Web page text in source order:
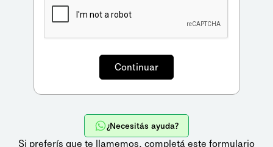
¿Necesitás ayuda?
Si preferís que te llamemos, completá este formulario